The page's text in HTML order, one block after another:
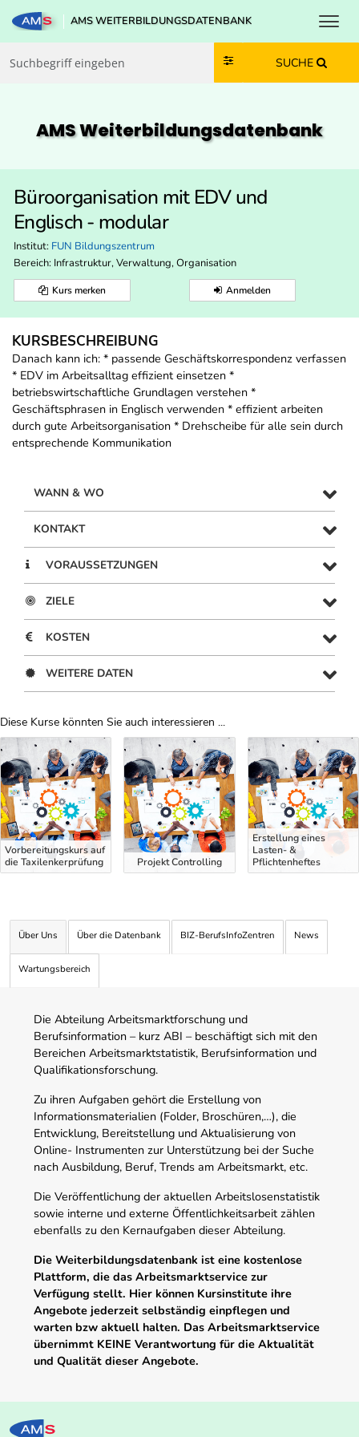
Zum Inhalt springen
Zum Navmenü springen
Zur Suche springen
Zur Footer springen
AMS WEITERBILDUNGSDATENBANK
SUCHE
AMS Weiterbildungs­datenbank
Büroorganisation mit EDV und
Englisch - modular
Institut: FUN Bildungszentrum
Bereich: Infrastruktur, Verwaltung, Organisation
Kurs merken Anmelden
KURSBESCHREIBUNG
Danach kann ich: * passende Geschäftskorrespondenz verfassen
* EDV im Arbeitsalltag effizient einsetzen *
betriebswirtschaftliche Grundlagen verstehen *
Geschäftsphrasen in Englisch verwenden * effizient arbeiten
durch gute Arbeitsorganisation * Drehscheibe für alle sein durch
entsprechende Kommunikation
WANN & WO
KONTAKT
VORAUSSETZUNGEN
ZIELE
KOSTEN
WEITERE DATEN
Diese Kurse könnten Sie auch interessieren ...
Uber Weiterbildungsvorschläge
Vorbereitungskurs auf
die Taxilenkerprüfung
Projekt Controlling
Erstellung eines
Lasten- &
Pflichtenheftes
Über Uns Über die Datenbank BIZ-BerufsInfoZentren News
Wartungsbereich
Die Abteilung Arbeitsmarktforschung und
Berufsinformation – kurz ABI – beschäftigt sich mit den
Bereichen Arbeitsmarktstatistik, Berufsinformation und
Qualifikationsforschung.
Zu ihren Aufgaben gehört die Erstellung von
Informationsmaterialien (Folder, Broschüren,…), die
Entwicklung, Bereitstellung und Aktualisierung von
Online- Instrumenten zur Unterstützung bei der Suche
nach Ausbildung, Beruf, Trends am Arbeitsmarkt, etc.
Die Veröffentlichung der aktuellen Arbeitslosenstatistik
sowie interne und externe Öffentlichkeitsarbeit zählen
ebenfalls zu den Kernaufgaben dieser Abteilung.
Die Weiterbildungsdatenbank ist eine kostenlose
Plattform, die das Arbeitsmarktservice zur
Verfügung stellt. Hier können Kursinstitute ihre
Angebote jederzeit selbständig einpflegen und
warten bzw aktuell halten. Das Arbeitsmarktservice
übernimmt KEINE Verantwortung für die Aktualität
und Qualität dieser Angebote.